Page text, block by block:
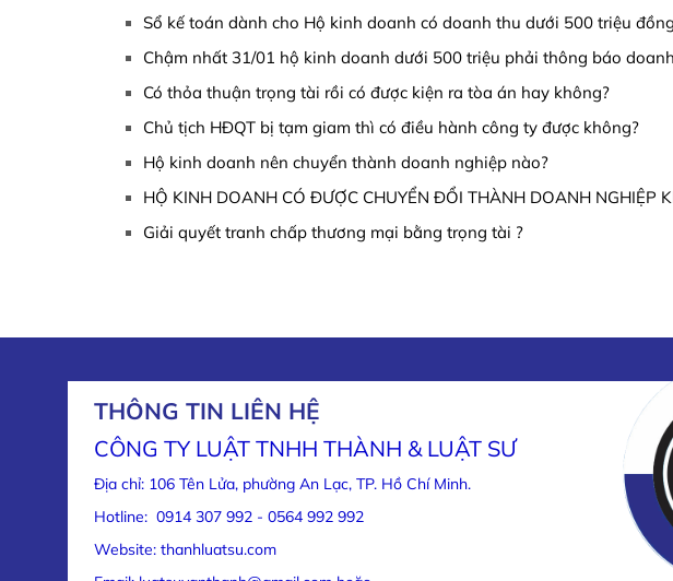
Sổ kế toán dành cho Hộ kinh doanh có doanh thu dưới 500 triệu
Chậm nhất 31/01 hộ kinh doanh dưới 500 triệu phải thông báo
Có thỏa thuận trọng tài rồi có được kiện ra tòa án hay không?
Chủ tịch HĐQT bị tạm giam thì có điều hành công ty được không?
Hộ kinh doanh nên chuyển thành doanh nghiệp nào?
HỘ KINH DOANH CÓ ĐƯỢC CHUYỂN ĐỔI THÀNH DOANH NGHIỆP
Giải quyết tranh chấp thương mại bằng trọng tài ?
THÔNG TIN LIÊN HỆ
CÔNG TY LUẬT TNHH THÀNH & LUẬT SƯ
Địa chỉ: 106 Tên Lửa, phường An Lạc, TP. Hồ Chí Minh.
Hotline: 0914 307 992 - 0564 992 992
Website: thanhluatsu.com